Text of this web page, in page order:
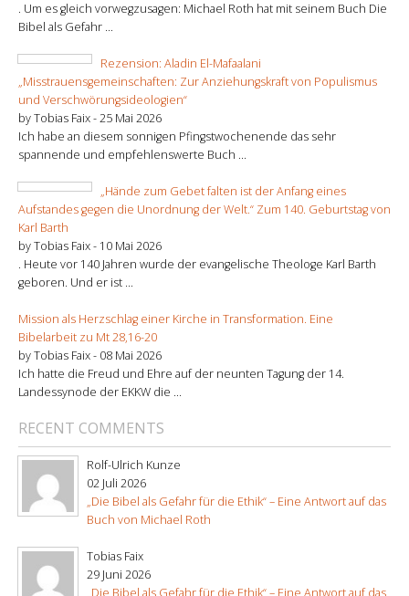
. Um es gleich vorwegzusagen: Michael Roth hat mit seinem Buch Die
Bibel als Gefahr ...
Rezension: Aladin El-Mafaalani
„Misstrauensgemeinschaften: Zur Anziehungskraft von Populismus
und Verschwörungsideologien“
by Tobias Faix -25 Mai 2026
Ich habe an diesem sonnigen Pfingstwochenende das sehr
spannende und empfehlenswerte Buch ...
„Hände zum Gebet falten ist der Anfang eines
Aufstandes gegen die Unordnung der Welt.“ Zum 140. Geburtstag von
Karl Barth
by Tobias Faix - 10 Mai 2026
. Heute vor 140 Jahren wurde der evangelische Theologe Karl Barth
geboren. Und er ist ...
Mission als Herzschlag einer Kirche in Transformation. Eine
Bibelarbeit zu Mt 28,16-20
by Tobias Faix - 08 Mai 2026
Ich hatte die Freud und Ehre auf der neunten Tagung der 14.
Landessynode der EKKW die ...
RECENT COMMENTS
Rolf-Ulrich Kunze
02 Juli 2026
„Die Bibel als Gefahr für die Ethik“ – Eine Antwort auf das
Buch von Michael Roth
Tobias Faix
29 Juni 2026
„Die Bibel als Gefahr für die Ethik“ – Eine Antwort auf das